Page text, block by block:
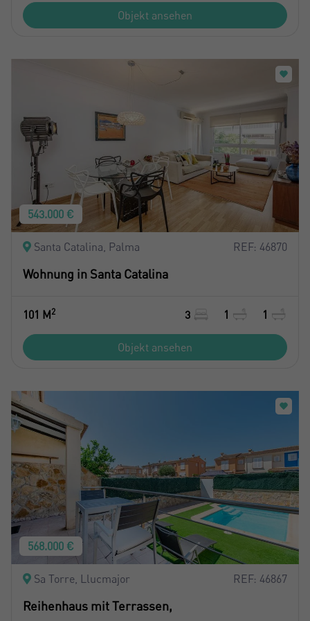
Objekt ansehen
543.000 €
Santa Catalina, Palma REF: 46870
Wohnung in Santa Catalina
101 M2 3 1 1
Objekt ansehen
568.000 €
Sa Torre, Llucmajor REF: 46867
Reihenhaus mit Terrassen,